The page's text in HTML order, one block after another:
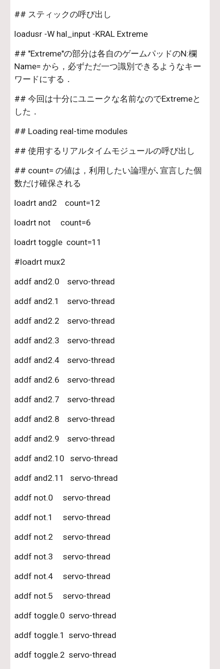
## スティックの呼び出し
loadusr -W hal_input -KRAL Extreme
## "Extreme"の部分は各自のゲームパッドのN:欄
Name= から，必ずただ一つ識別できるようなキー
ワードにする．
## 今回は十分にユニークな名前なのでExtremeと
した．
## Loading real-time modules
## 使用するリアルタイムモジュールの呼び出し
## count= の値は，利用したい論理が､宣言した個
数だけ確保される
loadrt and2    count=12
loadrt not     count=6
loadrt toggle  count=11
#loadrt mux2
addf and2.0    servo-thread
addf and2.1    servo-thread
addf and2.2    servo-thread
addf and2.3    servo-thread
addf and2.4    servo-thread
addf and2.6    servo-thread
addf and2.7    servo-thread
addf and2.8    servo-thread
addf and2.9    servo-thread
addf and2.10   servo-thread
addf and2.11   servo-thread
addf not.0     servo-thread
addf not.1     servo-thread
addf not.2     servo-thread
addf not.3     servo-thread
addf not.4     servo-thread
addf not.5     servo-thread
addf toggle.0  servo-thread
addf toggle.1  servo-thread
addf toggle.2  servo-thread